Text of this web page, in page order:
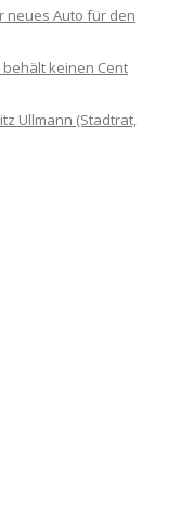
neues Auto für den
keinen Cent
Ullmann (Stadtrat,